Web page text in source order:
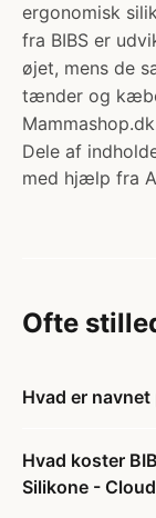
ergonomisk
fra BIBS er
øjet, mens de
tænder og
Dele af
med hjælp fra
Ofte
Hvad er
Hvad koster
Silikone -